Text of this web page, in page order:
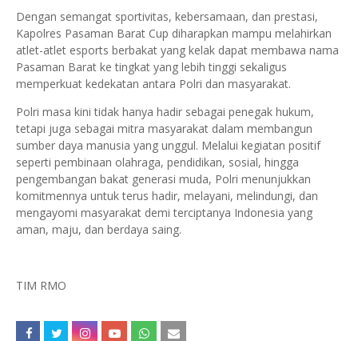
Dengan semangat sportivitas, kebersamaan, dan prestasi,
Kapolres Pasaman Barat Cup diharapkan mampu melahirkan
atlet-atlet esports berbakat yang kelak dapat membawa nama
Pasaman Barat ke tingkat yang lebih tinggi sekaligus
memperkuat kedekatan antara Polri dan masyarakat.
Polri masa kini tidak hanya hadir sebagai penegak hukum,
tetapi juga sebagai mitra masyarakat dalam membangun
sumber daya manusia yang unggul. Melalui kegiatan positif
seperti pembinaan olahraga, pendidikan, sosial, hingga
pengembangan bakat generasi muda, Polri menunjukkan
komitmennya untuk terus hadir, melayani, melindungi, dan
mengayomi masyarakat demi terciptanya Indonesia yang
aman, maju, dan berdaya saing.
TIM RMO